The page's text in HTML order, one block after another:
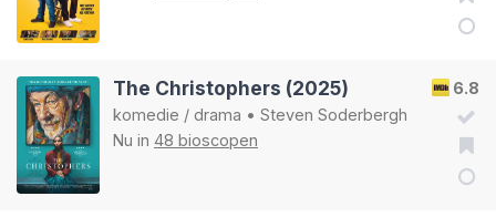
6.8
The Christophers (2025)
komedie / drama • Steven Soderbergh
Nu in 48 bioscopen